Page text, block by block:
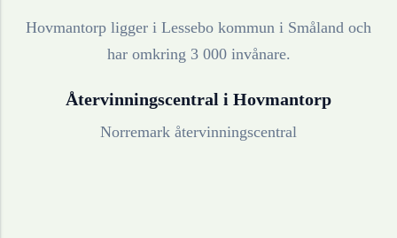
Hovmantorp ligger i Lessebo kommun i Småland och
har omkring 3 000 invånare.
Återvinningscentral i Hovmantorp
Norremark återvinningscentral